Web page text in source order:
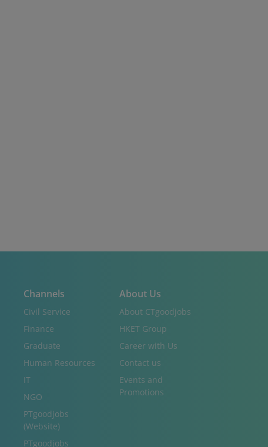
Channels
Civil Service
Finance
Graduate
Human Resources
IT
NGO
PTgoodjobs
(Website)
PTgoodjobs
About Us
About CTgoodjobs
HKET Group
Career with Us
Contact us
Events and
Promotions